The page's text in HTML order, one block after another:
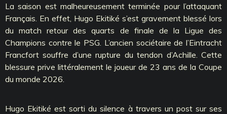
La saison est malheureusement terminée pour l’attaquant
Français. En effet, Hugo Ekitiké s’est gravement blessé lors
du match retour des quarts de finale de la Ligue des
Champions contre le PSG. L’ancien sociétaire de l’Eintracht
Francfort souffre d’une rupture du tendon d’Achille. Cette
blessure prive littéralement le joueur de 23 ans de la Coupe
du monde 2026.
Hugo Ekitiké est sorti du silence à travers un post sur ses